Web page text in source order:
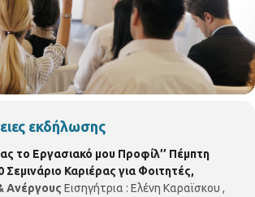
εκδήλωσης
το Εργασιακό μου Προφίλ’’ Πέμπτη
Σεμινάριο Καριέρας για Φοιτητές,
Ανέργους Εισηγήτρια : Ελένη Καραϊσκου ,